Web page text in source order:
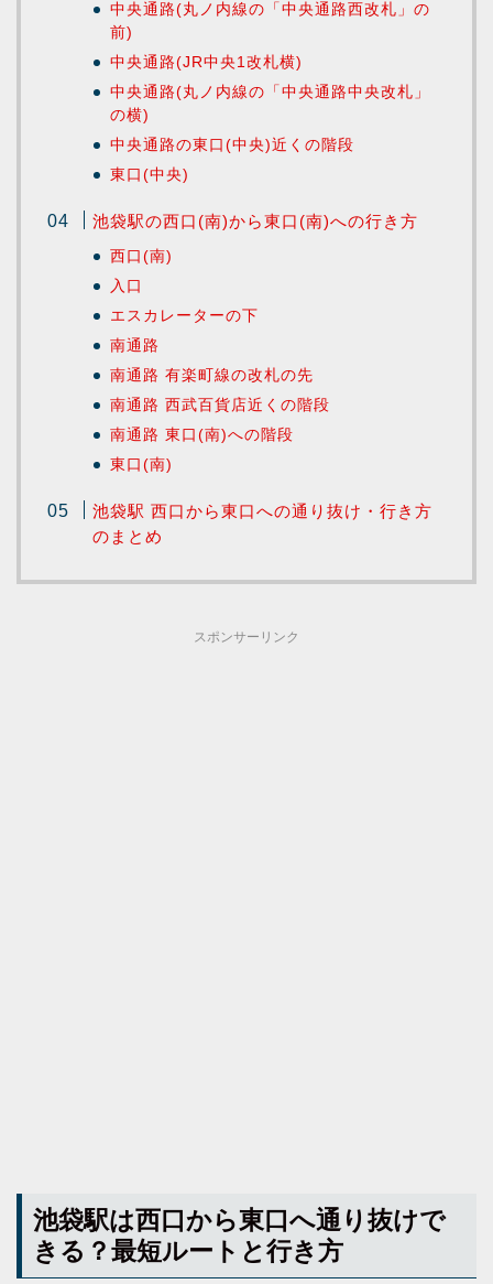
中央通路(丸ノ内線の「中央通路西改札」の
前)
中央通路(JR中央1改札横)
中央通路(丸ノ内線の「中央通路中央改札」
の横)
中央通路の東口(中央)近くの階段
東口(中央)
池袋駅の西口(南)から東口(南)への行き方
西口(南)
入口
エスカレーターの下
南通路
南通路 有楽町線の改札の先
南通路 西武百貨店近くの階段
南通路 東口(南)への階段
東口(南)
池袋駅 西口から東口への通り抜け・行き方
のまとめ
スポンサーリンク
池袋駅は西口から東口へ通り抜けで
きる？最短ルートと行き方